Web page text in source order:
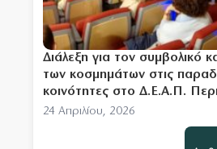
Διάλεξη για τον συμβολικό
των κοσμημάτων στις
κοινότητες στο Δ.Ε.Α.Π.
24 Απριλίου, 2026